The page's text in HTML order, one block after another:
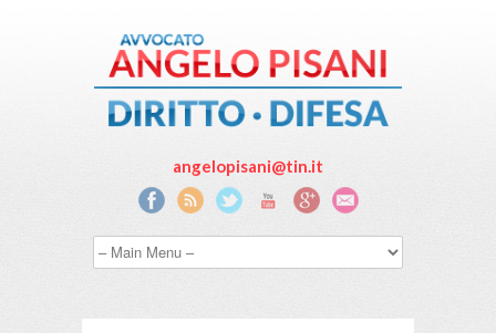
angelopisani@tin.it